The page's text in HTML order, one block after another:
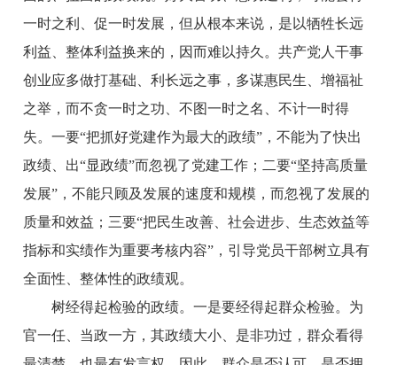
一时之利、促一时发展，但从根本来说，是以牺牲长远
利益、整体利益换来的，因而难以持久。共产党人干事
创业应多做打基础、利长远之事，多谋惠民生、增福祉
之举，而不贪一时之功、不图一时之名、不计一时得
失。一要“把抓好党建作为最大的政绩”，不能为了快出
政绩、出“显政绩”而忽视了党建工作；二要“坚持高质量
发展”，不能只顾及发展的速度和规模，而忽视了发展的
质量和效益；三要“把民生改善、社会进步、生态效益等
指标和实绩作为重要考核内容”，引导党员干部树立具有
全面性、整体性的政绩观。
树经得起检验的政绩。一是要经得起群众检验。为
官一任、当政一方，其政绩大小、是非功过，群众看得